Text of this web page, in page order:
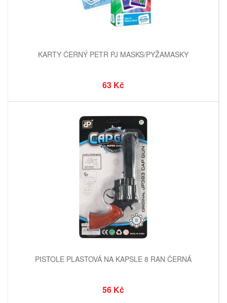
KARTY ČERNÝ PETR PJ MASKS/PYŽAMASKY
63 Kč
PISTOLE PLASTOVÁ NA KAPSLE 8 RAN ČERNÁ
56 Kč